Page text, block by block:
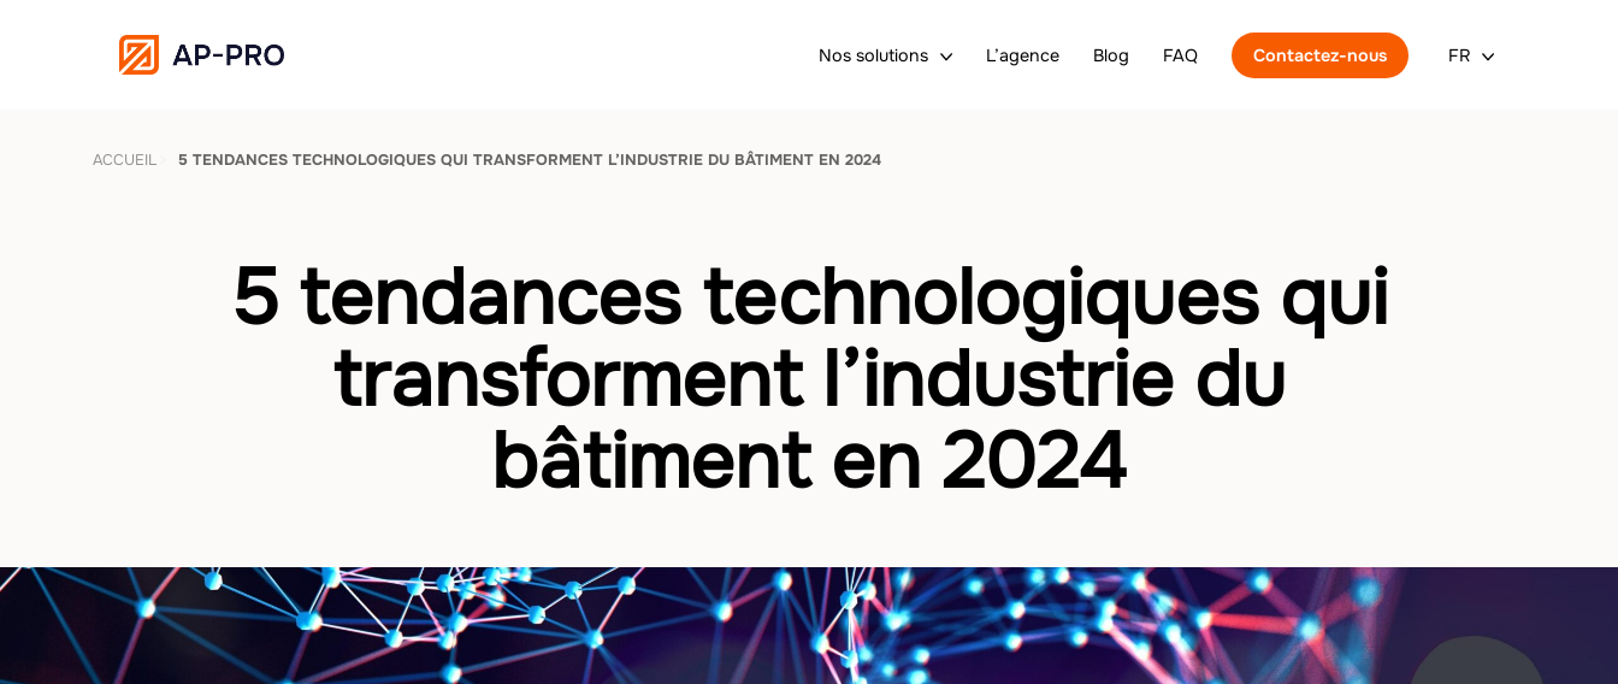
Nos solutions L’agence Blog FAQ Contactez-nous FR
ACCUEIL 5 TENDANCES TECHNOLOGIQUES QUI TRANSFORMENT L’INDUSTRIE DU BÂTIMENT EN 2024
5 tendances technologiques qui
transforment l’industrie du
bâtiment en 2024